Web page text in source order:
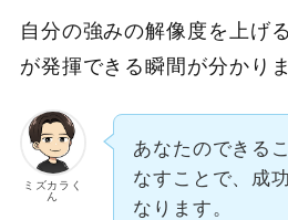
自分の強みの解像度を上げ
が発揮できる瞬間が分かりま
ミズカラく
ん
あなたのできる
なすことで、成
なります。